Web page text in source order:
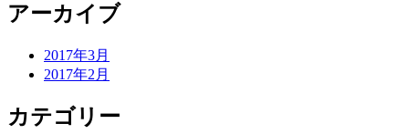
アーカイブ
2017年3月
2017年2月
カテゴリー